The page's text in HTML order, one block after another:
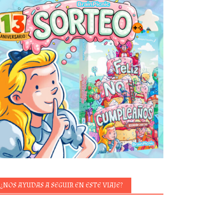
¿NOS AYUDAS A SEGUIR EN ESTE VIAJE?